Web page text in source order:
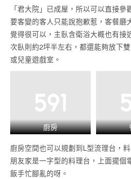
「君大院」已成屋，所以可以直接
要客變的客人只能說抱歉惹，客餐廳
覺得很可以，主臥含衛浴大概也有接
次臥則約2坪半左右，都還能夠放下
或兒童遊戲室。
廚房
廚房空間也可以規劃到L型流理台，
朋友家是一字型的料理台，上面擺個
飯手忙腳亂的呀。